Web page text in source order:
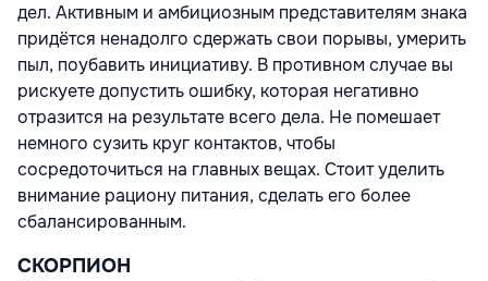
дел. Активным и амбициозным представителям знака
придётся ненадолго сдержать свои порывы, умерить
пыл, поубавить инициативу. В противном случае вы
рискуете допустить ошибку, которая негативно
отразится на результате всего дела. Не помешает
немного сузить круг контактов, чтобы
сосредоточиться на главных вещах. Стоит уделить
внимание рациону питания, сделать его более
сбалансированным.
СКОРПИОН